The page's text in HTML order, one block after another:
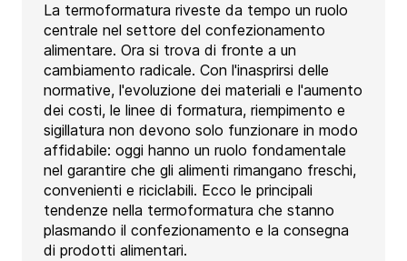
La termoformatura riveste da tempo un ruolo
centrale nel settore del confezionamento
alimentare. Ora si trova di fronte a un
cambiamento radicale. Con l'inasprirsi delle
normative, l'evoluzione dei materiali e l'aumento
dei costi, le linee di formatura, riempimento e
sigillatura non devono solo funzionare in modo
affidabile: oggi hanno un ruolo fondamentale
nel garantire che gli alimenti rimangano freschi,
convenienti e riciclabili. Ecco le principali
tendenze nella termoformatura che stanno
plasmando il confezionamento e la consegna
di prodotti alimentari.